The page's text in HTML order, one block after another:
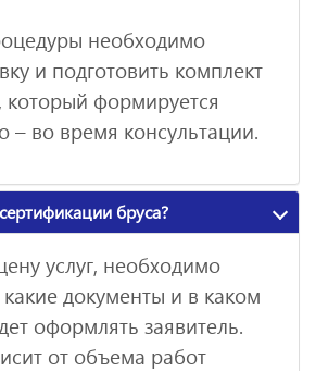
необходимо
и подготовить комплект
который формируется
– во время консультации.
бруса?
услуг, необходимо
документы и в каком
оформлять заявитель.
от объема работ